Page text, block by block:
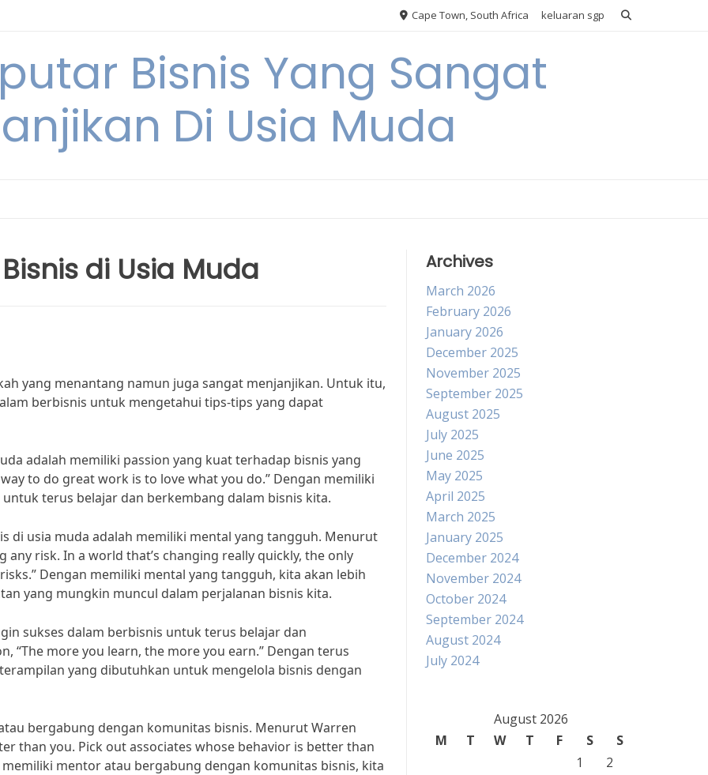
Cape Town, South Africa keluaran sgp
Bisnis Yang Sangat
Di Usia Muda
di Usia Muda
yang menantang namun juga sangat menjanjikan. Untuk itu,
berbisnis untuk mengetahui tips-tips yang dapat
adalah memiliki passion yang kuat terhadap bisnis yang
to do great work is to love what you do.” Dengan memiliki
terus belajar dan berkembang dalam bisnis kita.
di usia muda adalah memiliki mental yang tangguh. Menurut
risk. In a world that’s changing really quickly, the only
Dengan memiliki mental yang tangguh, kita akan lebih
yang mungkin muncul dalam perjalanan bisnis kita.
sukses dalam berbisnis untuk terus belajar dan
“The more you learn, the more you earn.” Dengan terus
yang dibutuhkan untuk mengelola bisnis dengan
bergabung dengan komunitas bisnis. Menurut Warren
than you. Pick out associates whose behavior is better than
mentor atau bergabung dengan komunitas bisnis, kita
Archives
March 2026
February 2026
January 2026
December 2025
November 2025
September 2025
August 2025
July 2025
June 2025
May 2025
April 2025
March 2025
January 2025
December 2024
November 2024
October 2024
September 2024
August 2024
July 2024
August 2026
M
T W T F S
S
1
2